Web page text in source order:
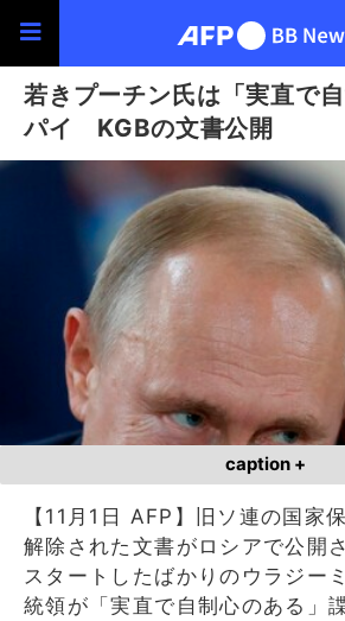
若きプーチン氏は「実直で
パイ KGBの文書公開
caption +
【11月1日 AFP】旧ソ連の国家
解除された文書がロシアで公開
スタートしたばかりのウラジー
統領が「実直で自制心のある」